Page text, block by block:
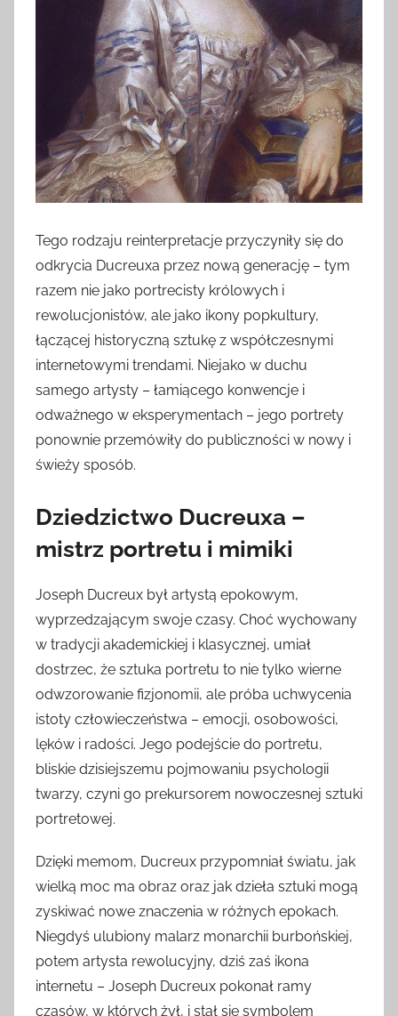
Tego rodzaju reinterpretacje przyczyniły się do
odkrycia Ducreuxa przez nową generację – tym
razem nie jako portrecisty królowych i
rewolucjonistów, ale jako ikony popkultury,
łączącej historyczną sztukę z współczesnymi
internetowymi trendami. Niejako w duchu
samego artysty – łamiącego konwencje i
odważnego w eksperymentach – jego portrety
ponownie przemówiły do publiczności w nowy i
świeży sposób.
Dziedzictwo Ducreuxa –
mistrz portretu i mimiki
Joseph Ducreux był artystą epokowym,
wyprzedzającym swoje czasy. Choć wychowany
w tradycji akademickiej i klasycznej, umiał
dostrzec, że sztuka portretu to nie tylko wierne
odwzorowanie fizjonomii, ale próba uchwycenia
istoty człowieczeństwa – emocji, osobowości,
lęków i radości. Jego podejście do portretu,
bliskie dzisiejszemu pojmowaniu psychologii
twarzy, czyni go prekursorem nowoczesnej sztuki
portretowej.
Dzięki memom, Ducreux przypomniał światu, jak
wielką moc ma obraz oraz jak dzieła sztuki mogą
zyskiwać nowe znaczenia w różnych epokach.
Niegdyś ulubiony malarz monarchii burbońskiej,
potem artysta rewolucyjny, dziś zaś ikona
internetu – Joseph Ducreux pokonał ramy
czasów, w których żył, i stał się symbolem